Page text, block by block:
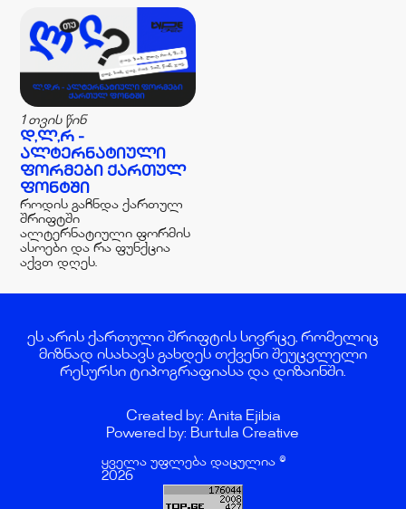
1 თვის წინ
Დ,Ლ,Რ -
ᲐᲚᲢᲔᲠᲜᲐᲢᲘᲣᲚᲘ
ᲤᲝᲠᲛᲔᲑᲘ ᲥᲐᲠᲗᲣᲚ
ᲤᲝᲜᲢᲨᲘ
როდის გაჩნდა ქართულ
შრიფტში
ალტერნატიული ფორმის
ასოები და რა ფუნქცია
აქვთ დღეს.
ეს არის ქართული შრიფტის სივრცე, რომელიც
მიზნად ისახავს გახდეს თქვენი შეუცვლელი
რესურსი ტიპოგრაფიასა და დიზაინში.
Created by: Anita Ejibia
Powered by: Burtula Creative
ყველა უფლება დაცულია ©
2026